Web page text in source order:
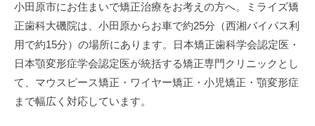
小田原市にお住まいで矯正治療をお考えの方へ。ミライズ矯
正歯科大磯院は、小田原からお車で約25分（西湘バイパス利
用で約15分）の場所にあります。日本矯正歯科学会認定医・
日本顎変形症学会認定医が統括する矯正専門クリニックとし
て、マウスピース矯正・ワイヤー矯正・小児矯正・顎変形症
まで幅広く対応しています。